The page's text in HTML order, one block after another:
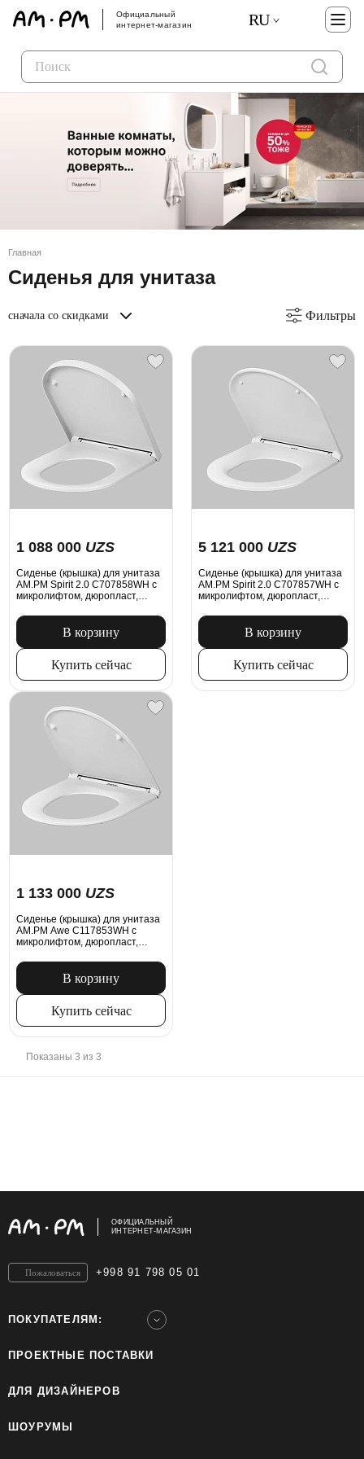
Официальный
интернет-магазин
RU
Главная
Сиденья для унитаза
сначала со скидками Фильтры
1 088 000 UZS
Сиденье (крышка) для унитаза
AM.PM Spirit 2.0 C707858WH с
микролифтом, дюропласт,
В корзину
Купить сейчас
5 121 000 UZS
Сиденье (крышка) для унитаза
AM.PM Spirit 2.0 C707857WH с
микролифтом, дюропласт,
В корзину
Купить сейчас
1 133 000 UZS
Сиденье (крышка) для унитаза
AM.PM Awe C117853WH с
микролифтом, дюропласт,
В корзину
Купить сейчас
Показаны 3 из 3
ОФИЦИАЛЬНЫЙ
ИНТЕРНЕТ-МАГАЗИН
+998 91 798 05 01
Пожаловаться
ПОКУПАТЕЛЯМ:
ПРОЕКТНЫЕ ПОСТАВКИ
ДЛЯ ДИЗАЙНЕРОВ
ШОУРУМЫ